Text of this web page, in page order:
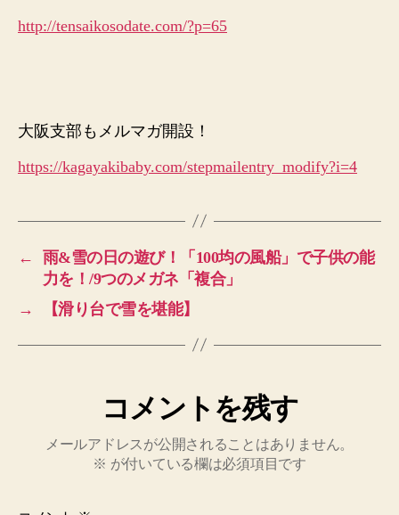
http://tensaikosodate.com/?p=65
大阪支部もメルマガ開設！
https://kagayakibaby.com/stepmailentry_modify?i=4
←
雨&雪の日の遊び！「100均の風船」で子供の能
力を！/9つのメガネ「複合」
→
【滑り台で雪を堪能】
コメントを残す
メールアドレスが公開されることはありません。
※ が付いている欄は必須項目です